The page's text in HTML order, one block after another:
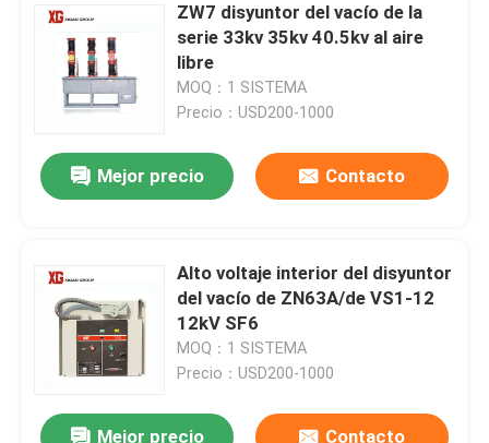
ZW7 disyuntor del vacío de la
serie 33kv 35kv 40.5kv al aire
libre
MOQ：1 SISTEMA
Precio：USD200-1000
Mejor precio Contacto
Alto voltaje interior del disyuntor
del vacío de ZN63A/de VS1-12
12kV SF6
MOQ：1 SISTEMA
Precio：USD200-1000
Mejor precio Contacto